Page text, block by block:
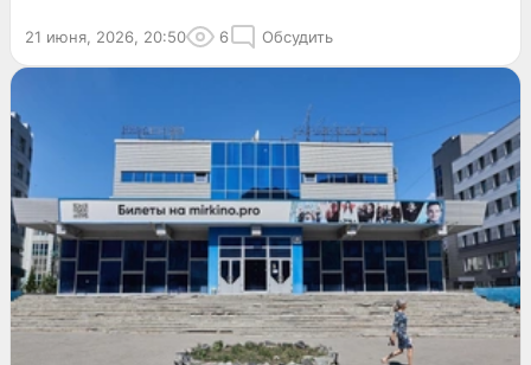
21 июня, 2026, 20:50 6 Обсудить